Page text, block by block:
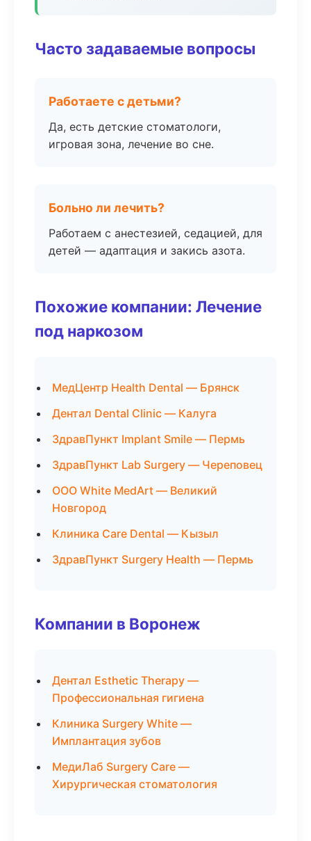
Часто задаваемые вопросы
Работаете с детьми?
Да, есть детские стоматологи,
игровая зона, лечение во сне.
Больно ли лечить?
Работаем с анестезией, седацией, для
детей — адаптация и закись азота.
Похожие компании: Лечение
под наркозом
МедЦентр Health Dental — Брянск
Дентал Dental Clinic — Калуга
ЗдравПункт Implant Smile — Пермь
ЗдравПункт Lab Surgery — Череповец
ООО White MedArt — Великий
Новгород
Клиника Care Dental — Кызыл
ЗдравПункт Surgery Health — Пермь
Компании в Воронеж
Дентал Esthetic Therapy —
Профессиональная гигиена
Клиника Surgery White —
Имплантация зубов
МедиЛаб Surgery Care —
Хирургическая стоматология